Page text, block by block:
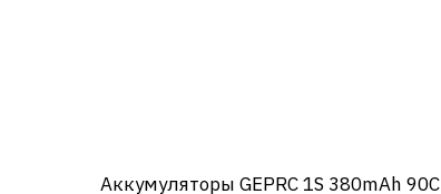
Аккумуляторы GEPRC 1S 380mAh 90C